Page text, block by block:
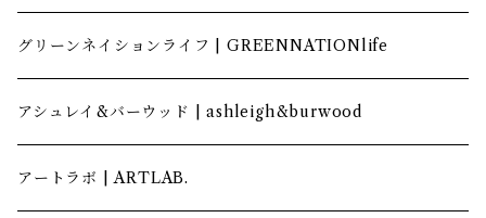
グリーンネイションライフ | GREENNATIONlife
アシュレイ&バーウッド | ashleigh&burwood
アートラボ | ARTLAB.